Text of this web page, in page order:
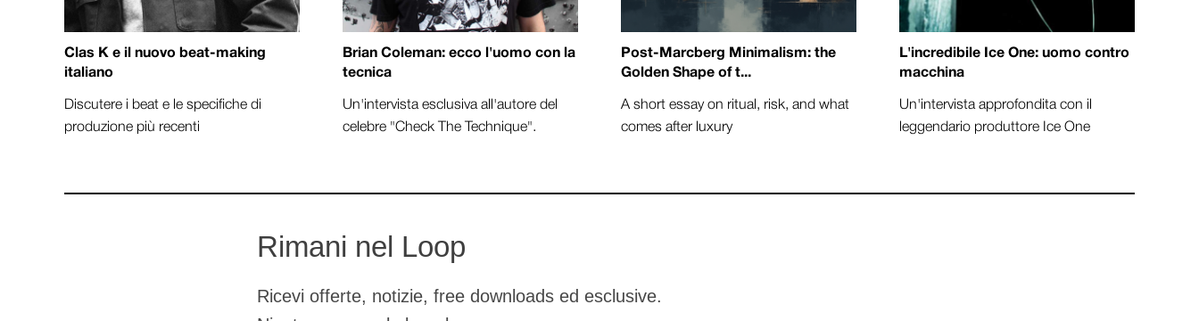
Clas K e il nuovo beat-making
italiano
Discutere i beat e le specifiche di
produzione più recenti
Brian Coleman: ecco l'uomo con la
tecnica
Un'intervista esclusiva all'autore del
celebre "Check The Technique".
Post-Marcberg Minimalism: the
Golden Shape of t...
A short essay on ritual, risk, and what
comes after luxury
L'incredibile Ice One: uomo contro
macchina
Un'intervista approfondita con il
leggendario produttore Ice One
Rimani nel Loop
Ricevi offerte, notizie, free downloads ed esclusive.